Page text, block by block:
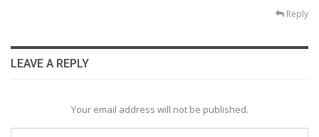
Reply
LEAVE A REPLY
Your email address will not be published.